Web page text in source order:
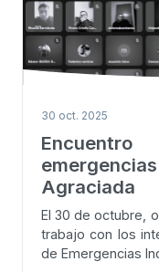
30 oct. 2025
Agraciada
El 30 de octubre,
trabajo con los
de Emergencias